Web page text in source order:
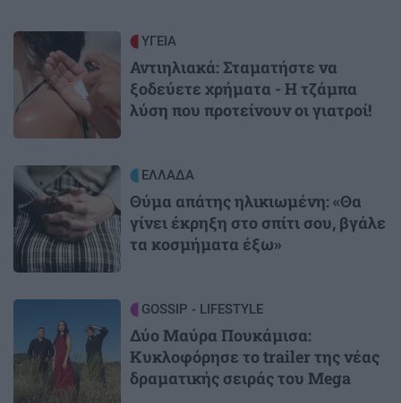
Image ΥΓΕΙΑ
Αντιηλιακά: Σταματήστε να
ξοδεύετε χρήματα - Η τζάμπα
λύση που προτείνουν οι γιατροί!
Image ΕΛΛΑΔΑ
Θύμα απάτης ηλικιωμένη: «Θα
γίνει έκρηξη στο σπίτι σου, βγάλε
τα κοσμήματα έξω»
GOSSIP - LIFESTYLE
Δύο Μαύρα Πουκάμισα:
Κυκλοφόρησε το trailer της νέας
δραματικής σειράς του Mega